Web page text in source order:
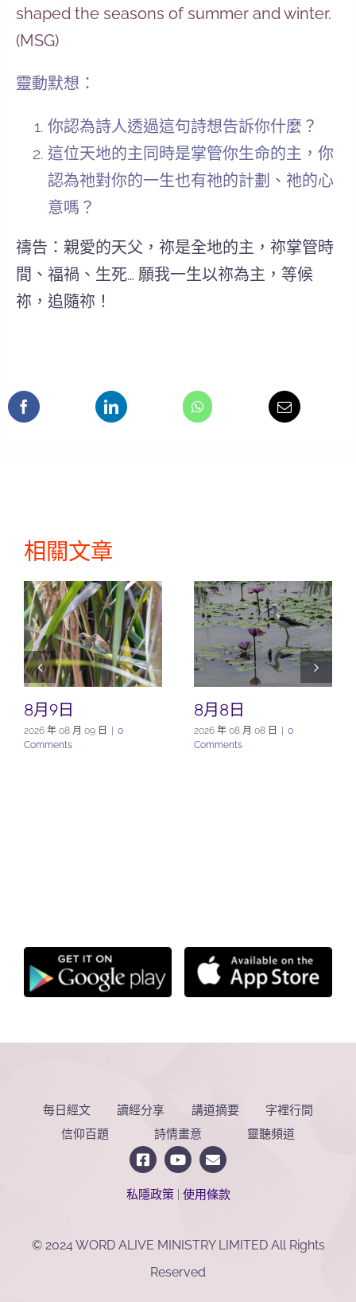
shaped the seasons of summer and winter.
(MSG)
靈動默想：
你認為詩人透過這句詩想告訴你什麼？
這位天地的主同時是掌管你生命的主，你
認為祂對你的一生也有祂的計劃、祂的心
意嗎？
禱告：親愛的天父，祢是全地的主，祢掌管時
間、福禍、生死… 願我一生以祢為主，等候
祢，追隨祢！
相關文章
8月9日
2026 年 08 月 09 日
0
Comments
8月8日
2026 年 08 月 08 日
0
Comments
每日經文 讀經分享 講道摘要
字裡行間
信仰百題
詩情畫意 靈聽頻道
私隱政策 使用條款
© 2024 WORD ALIVE MINISTRY LIMITED All Rights
Reserved